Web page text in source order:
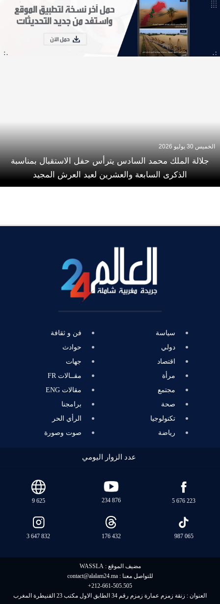
جلالة الملك محمد السادس يترأس حفل الاستقبال بمناسبة
الذكرى السابعة والعشرين لعيد العرش المجيد
الخميس 30 يوليو 2026
سياسة
دولي
اقتصاد
مرأة
مجتمع
صحة
تكنولوجيا
رياضة
فن و ثقافة
حوادث
جهات
مقــالات FR
مقالات ENG
برامجنا
الرأي الحر
صوت وصورة
عدد الزوار اليومي
5 676 223
234 876
9 625
987 065
176 432
3 647 832
مضيف الموقع :WASSLA
للتواصل معنا :contact@alalam24.ma
+212-661-505.505
العنوان : زنقة زمزم عمارة زمزم رقم 34 الطابق الاول مكتب 23 القنيطرة المغرب